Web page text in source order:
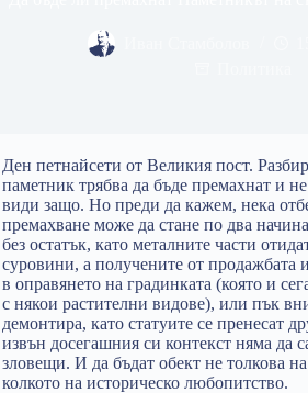
Ден петнайсети от Великия пост.
паметник трябва да бъде премахнат и
види защо. Но преди да кажем, нека
премахване може да стане по два
без остатък, като металните части
суровини, а получените от продажбата
в оправянето на градинката (която и
с някои растителни видове), или пък
демонтира, като статуите се пренесат
извън досегашния си контекст няма да
зловещи. И да бъдат обект не толкова
колкото на историческо любопитство.